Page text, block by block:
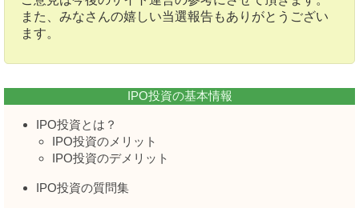
また、みなさんの嬉しい当選報告もありがとうござい
ます。
IPO投資の基本情報
IPO投資とは？
IPO投資のメリット
IPO投資のデメリット
IPO投資の質問集